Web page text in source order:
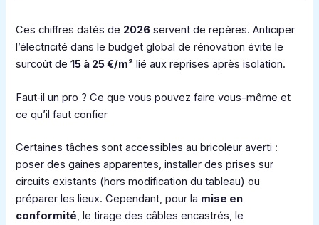
Ces chiffres datés de 2026 servent de repères. Anticiper
l’électricité dans le budget global de rénovation évite le
surcoût de15 à 25 €/m² lié aux reprises après isolation.
Faut‑il un pro ? Ce que vous pouvez faire vous-même et
ce qu’il faut confier
Certaines tâches sont accessibles au bricoleur averti :
poser des gaines apparentes, installer des prises sur
circuits existants (hors modification du tableau) ou
préparer les lieux. Cependant, pour la mise en
conformité, le tirage des câbles encastrés, le